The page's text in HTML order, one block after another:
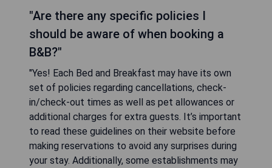
"Are there any specific policies I
should be aware of when booking a
B&B?"
"Yes! Each Bed and Breakfast may have its own
set of policies regarding cancellations, check-
in/check-out times as well as pet allowances or
additional charges for extra guests. It’s important
to read these guidelines on their website before
making reservations to avoid any surprises during
your stay. Additionally, some establishments may